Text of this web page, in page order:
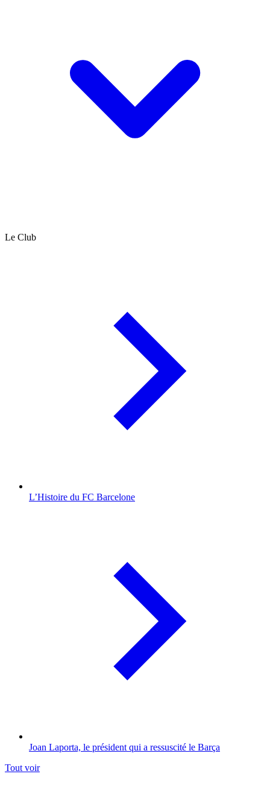
Le Club
L’Histoire du FC Barcelone
Joan Laporta, le président qui a ressuscité le Barça
Tout voir